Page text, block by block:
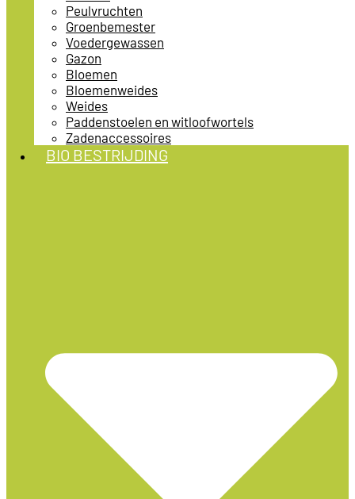
Peulvruchten
Groenbemester
Voedergewassen
Gazon
Bloemen
Bloemenweides
Weides
Paddenstoelen en witloofwortels
Zadenaccessoires
BIO BESTRIJDING